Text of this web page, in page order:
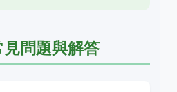
問題與解答